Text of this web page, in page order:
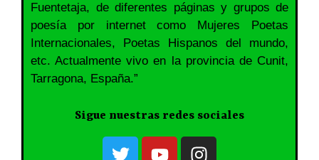
Fuentetaja, de diferentes páginas y grupos de
poesía por internet como Mujeres Poetas
Internacionales, Poetas Hispanos del mundo,
etc. Actualmente vivo en la provincia de Cunit,
Tarragona, España.”
Sigue nuestras redes sociales